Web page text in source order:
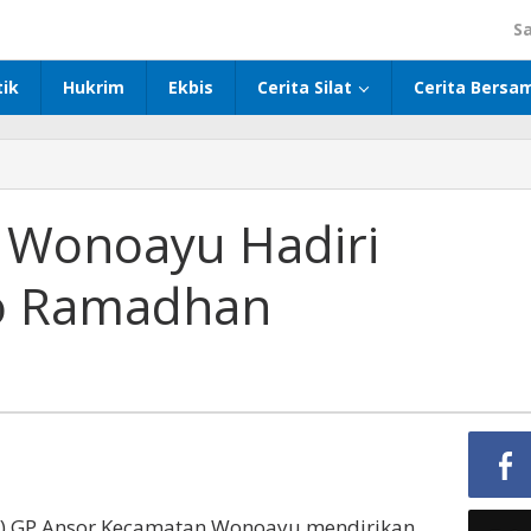
Hukrim Ekbis Cerita Silat Cerita
Hadiri
Ramadhan